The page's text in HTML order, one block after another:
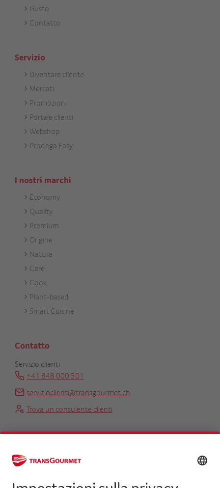
Gusto
Contatto
Servizio
Footer
Services
Diventare cliente
Mercati
Promozioni
Portale clienti
Webshop
Prodega Easy
I nostri marchi
Footer
Unsere
Marken
Economy
Quality
Premium
Origine
Natura
Care
Cook
Plant-based
Smart Cuisine
Contatto
Servizio clienti
+41 848 000 501
servizioclienti@transgourmet.ch
Trova un consulente clienti
info@transgourmet.ch